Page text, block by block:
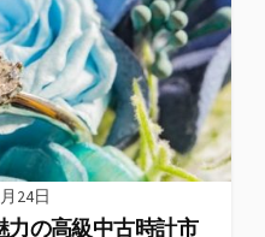
24日
力の高級中古時計市